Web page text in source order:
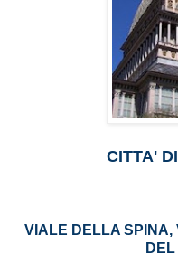
CITTA'
VIALE DELLA SPINA,